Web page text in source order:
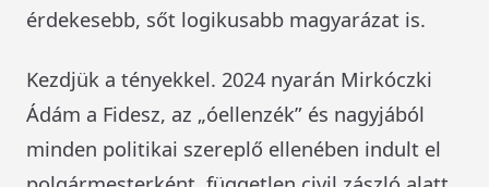
érdekesebb, sőt logikusabb magyarázat is.
Kezdjük a tényekkel. 2024 nyarán Mirkóczki
Ádám a Fidesz, az „óellenzék” és nagyjából
minden politikai szereplő ellenében indult el